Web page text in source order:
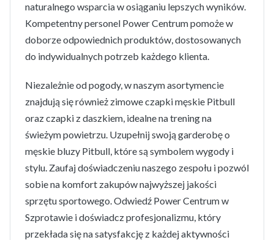
naturalnego wsparcia w osiąganiu lepszych wyników.
Kompetentny personel Power Centrum pomoże w
doborze odpowiednich produktów, dostosowanych
do indywidualnych potrzeb każdego klienta.
Niezależnie od pogody, w naszym asortymencie
znajdują się również zimowe czapki męskie Pitbull
oraz czapki z daszkiem, idealne na trening na
świeżym powietrzu. Uzupełnij swoją garderobę o
męskie bluzy Pitbull, które są symbolem wygody i
stylu. Zaufaj doświadczeniu naszego zespołu i pozwól
sobie na komfort zakupów najwyższej jakości
sprzętu sportowego. Odwiedź Power Centrum w
Szprotawie i doświadcz profesjonalizmu, który
przekłada się na satysfakcję z każdej aktywności